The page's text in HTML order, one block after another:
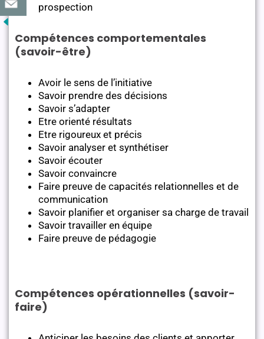
prospection
Compétences comportementales
(savoir-être)
Avoir le sens de l’initiative
Savoir prendre des décisions
Savoir s’adapter
Etre orienté résultats
Etre rigoureux et précis
Savoir analyser et synthétiser
Savoir écouter
Savoir convaincre
Faire preuve de capacités relationnelles et de
communication
Savoir planifier et organiser sa charge de travail
Savoir travailler en équipe
Faire preuve de pédagogie
Compétences opérationnelles (savoir-
faire)